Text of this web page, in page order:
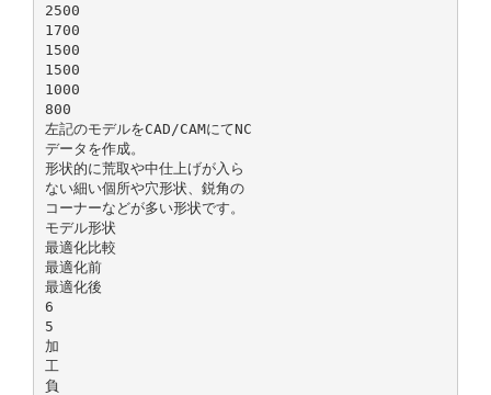
2500
1700
1500
1500
1000
800
左記のモデルをCAD/CAMにてNC
データを作成。
形状的に荒取や中仕上げが入ら
ない細い個所や穴形状、鋭角の
コーナーなどが多い形状です。
モデル形状
最適化比較
最適化前
最適化後
6
5
加
工
負